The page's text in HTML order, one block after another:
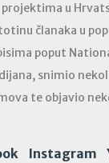
projektima u
članaka u
poput
snimio
te objavio
Instagram